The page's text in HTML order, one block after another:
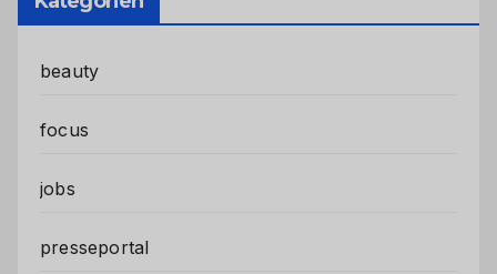
beauty
focus
jobs
presseportal